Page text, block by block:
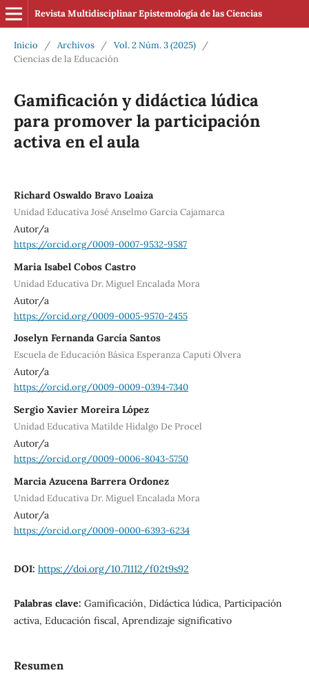
Revista Multidisciplinar Epistemología de las Ciencias
Inicio / Archivos / Vol. 2 Núm. 3 (2025)
/
Ciencias de la Educación
Gamificación y didáctica lúdica
para promover la participación
activa en el aula
Richard Oswaldo Bravo Loaiza
Unidad Educativa José Anselmo Garcia Cajamarca
Autor/a
https://orcid.org/0009-0007-9532-9587
Maria Isabel Cobos Castro
Unidad Educativa Dr. Miguel Encalada Mora
Autor/a
https://orcid.org/0009-0005-9570-2455
Joselyn Fernanda García Santos
Escuela de Educación Básica Esperanza Caputi Olvera
Autor/a
https://orcid.org/0009-0009-0394-7340
Sergio Xavier Moreira López
Unidad Educativa Matilde Hidalgo De Procel
Autor/a
https://orcid.org/0009-0006-8043-5750
Marcia Azucena Barrera Ordonez
Unidad Educativa Dr. Miguel Encalada Mora
Autor/a
https://orcid.org/0009-0000-6393-6234
DOI: https://doi.org/10.71112/f02t9s92
Palabras clave: Gamificación, Didáctica lúdica, Participación
activa, Educación fiscal, Aprendizaje significativo
Resumen